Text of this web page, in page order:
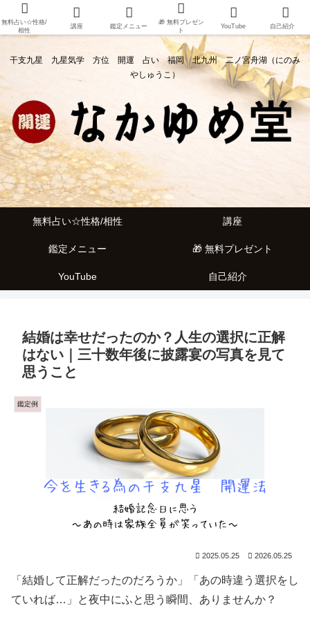
干支九星 九星気学 方位 開運 占い 福岡 北九州 二ノ宮舟湖（にのみ
やしゅうこ）
無料占い☆性格/相性 講座
鑑定メニュー 🎁 無料プレゼント
YouTube 自己紹介
結婚は幸せだったのか？人生の選択に正解
はない｜三十数年後に披露宴の写真を見て
思うこと
鑑定例
2025.05.25 2026.05.25
「結婚して正解だったのだろうか」「あの時違う選択をし
ていれば…」と夜中にふと思う瞬間、ありませんか？
無料占い☆性格/
相性
講座 鑑定メニュー
🎁 無料プレゼン
ト
YouTube 自己紹介